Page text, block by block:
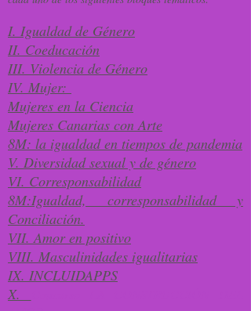
​I. Igualdad de Género
II. Coeducación
III. Violencia de Género
IV. Mujer:
Mujeres en la Ciencia
Mujeres Canarias con Arte
8M: la igualdad en tiempos de pandemia
V. Diversidad sexual y de género
VI. Corresponsabilidad
8M:Igualdad, corresponsabilidad y
Conciliación.
VII. Amor en positivo
VIII. Masculinidades igualitarias
IX. INCLUIDAPPS
X.